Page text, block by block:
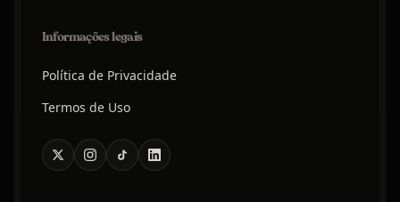
Informações legais
Política de Privacidade
Termos de Uso